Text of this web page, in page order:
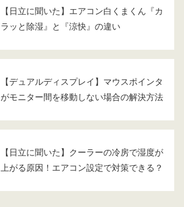
【日立に聞いた】エアコン白くまくん『カ
ラッと除湿』と『涼快』の違い
【デュアルディスプレイ】マウスポインタ
がモニター間を移動しない場合の解決方法
【日立に聞いた】クーラーの冷房で湿度が
上がる原因！エアコン設定で対策できる？